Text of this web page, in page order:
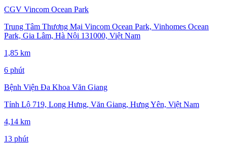
CGV Vincom Ocean Park
Trung Tâm Thương Mại Vincom Ocean Park, Vinhomes Ocean
Park, Gia Lâm, Hà Nội 131000, Việt Nam
1,85 km
6 phút
Bệnh Viện Đa Khoa Văn Giang
Tỉnh Lộ 719, Long Hưng, Văn Giang, Hưng Yên, Việt Nam
4,14 km
13 phút